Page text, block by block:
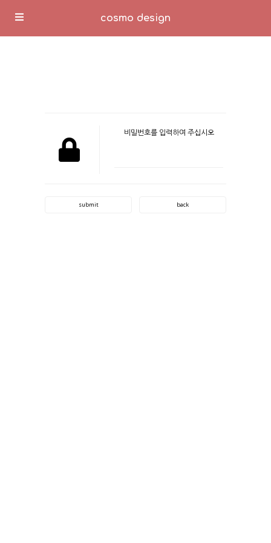
cosmo design
비밀번호를 입력하여 주십시오